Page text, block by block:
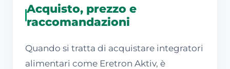
Acquisto, prezzo e
raccomandazioni
Quando si tratta di acquistare integratori
alimentari come Eretron Aktiv, è